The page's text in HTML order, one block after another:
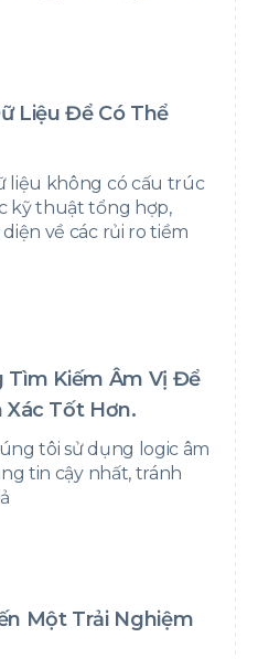
Liệu Để Có Thể
liệu không có cấu trúc
kỹ thuật tổng hợp,
về các rủi ro tiềm
Tìm Kiếm Âm Vị Để
Tốt Hơn.
tôi sử dụng logic âm
tin cậy nhất, tránh
Một Trải Nghiệm